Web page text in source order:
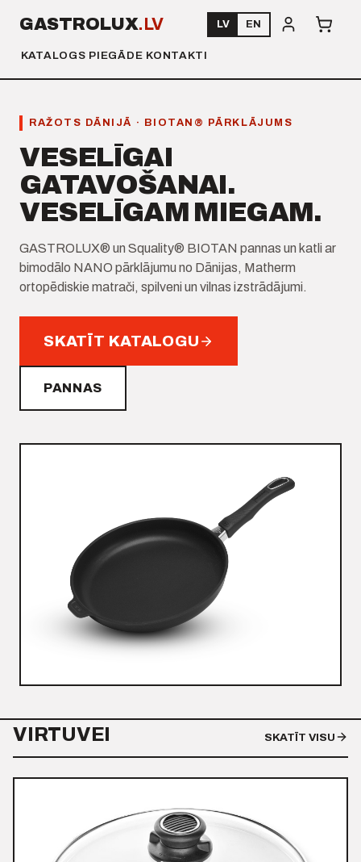
GASTROLUX.LV
KATALOGS PIEGĀDE KONTAKTI
LV EN
RAŽOTS DĀNIJĀ · BIOTAN® PĀRKLĀJUMS
VESELĪGAI
GATAVOŠANAI.
VESELĪGAM MIEGAM.
GASTROLUX® un Squality® BIOTAN pannas un katli ar
bimodālo NANO pārklājumu no Dānijas, Matherm
ortopēdiskie matrači, spilveni un vilnas izstrādājumi.
SKATĪT KATALOGU
PANNAS
VIRTUVEI SKATĪT VISU